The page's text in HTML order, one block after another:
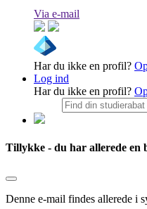
Via e-mail
Har du ikke en profil?
Log ind
Har du ikke en profil?
Tillykke - du har allerede en
Denne e-mail findes allerede i